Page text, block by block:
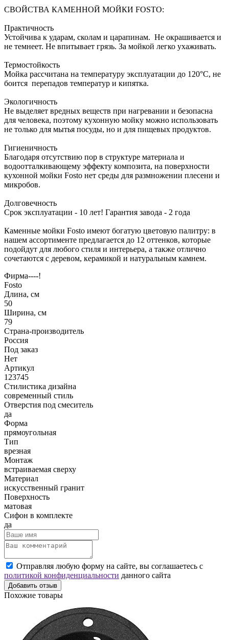
СВОЙСТВА КАМЕННОЙ МОЙКИ FOSTO:
Практичность
Устойчива к ударам, сколам и царапинам. Не окрашивается и
не темнеет. Не впитывает грязь. За мойкой легко ухаживать.
Термостойкость
Мойка рассчитана на температуру эксплуатации до 120°С, не
боится перепадов температур и кипятка.
Экологичность
Не выделяет вредных веществ при нагревании и безопасна
для человека, поэтому кухонную мойку можно использовать
не только для мытья посуды, но и для пищевых продуктов.
Гигиеничность
Благодаря отсутствию пор в структуре материала и
водоотталкивающему эффекту композита, на поверхности
кухонной мойки Fosto нет среды для размножении плесени и
микробов.
Долговечность
Срок эксплуатации - 10 лет! Гарантия завода - 2 года
Каменные мойки Fosto имеют богатую цветовую палитру: в
нашем ассортименте предлагается до 12 оттенков, которые
подойдут для любого стиля и интерьера, а также отлично
сочетаются с деревом, керамикой и натуральным камнем.
Фирма----!
Fosto
Длина, см
50
Ширина, см
79
Страна-производитель
Россия
Под заказ
Нет
Артикул
123745
Стилистика дизайна
современный стиль
Отверстия под смеситель
да
Форма
прямоугольная
Тип
врезная
Монтаж
встраиваемая сверху
Материал
искусственный гранит
Поверхность
матовая
Сифон в комплекте
да
Отправляя любую форму на сайте, вы соглашаетесь с
политикой конфиденциальности данного сайта
Добавить отзыв
Похожие товары